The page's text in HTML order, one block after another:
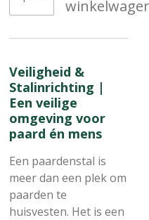
Veiligheid &
Stalinrichting |
Een veilige
omgeving voor
paard én mens
Een paardenstal is
meer dan een plek om
paarden te
huisvesten. Het is een